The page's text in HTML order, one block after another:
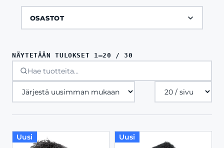
OSASTOT
NÄYTETÄÄN TULOKSET 1–20 / 30
Tuotteita
sivulla
Uusi Uusi